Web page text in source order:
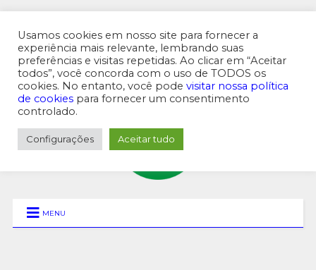
MENU SUPERIOR
MENU
Usamos cookies em nosso site para fornecer a
experiência mais relevante, lembrando suas
preferências e visitas repetidas. Ao clicar em “Aceitar
todos”, você concorda com o uso de TODOS os
cookies. No entanto, você pode visitar nossa política
de cookies para fornecer um consentimento
controlado.
Configurações Aceitar tudo